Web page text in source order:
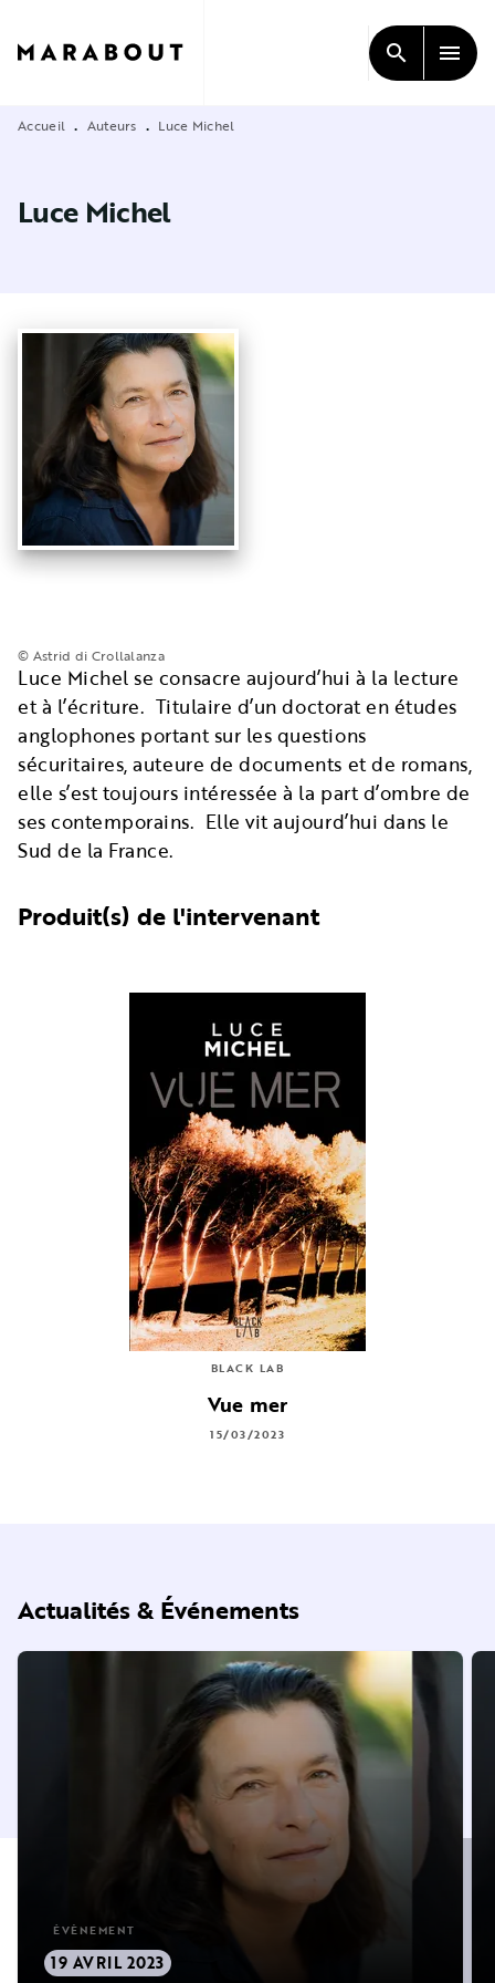
CONTENU
search menu
Accueil • Auteurs • Luce Michel
Luce Michel
Luce Michel se consacre aujourd’hui à la lecture
et à l’écriture. Titulaire d’un doctorat en études
anglophones portant sur les questions
sécuritaires, auteure de documents et de romans,
elle s’est toujours intéressée à la part d’ombre de
ses contemporains. Elle vit aujourd’hui dans le
Sud de la France.
© Astrid di Crollalanza
Produit(s) de l'intervenant
BLACK LAB
Vue mer
15/03/2023
Actualités & Événements
ÉVÈNEMENT
19 AVRIL 2023